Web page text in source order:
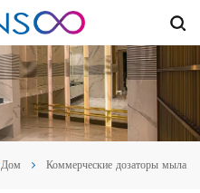
Дом Коммерческие дозаторы мыла